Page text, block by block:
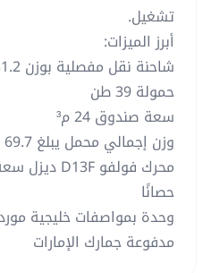
تشغيل.
أبرز الميزات:
شاحنة نقل مفصلية بوزن 31.2 طن
حمولة 39 طن
سعة صندوق 24 م³
وزن إجمالي محمل يبلغ 69.7 طن
حصانًا
وحدة بمواصفات خليجية
مدفوعة جمارك الإمارات